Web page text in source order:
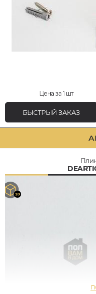
Цена за 1 шт
БЫСТРЫЙ ЗАКАЗ